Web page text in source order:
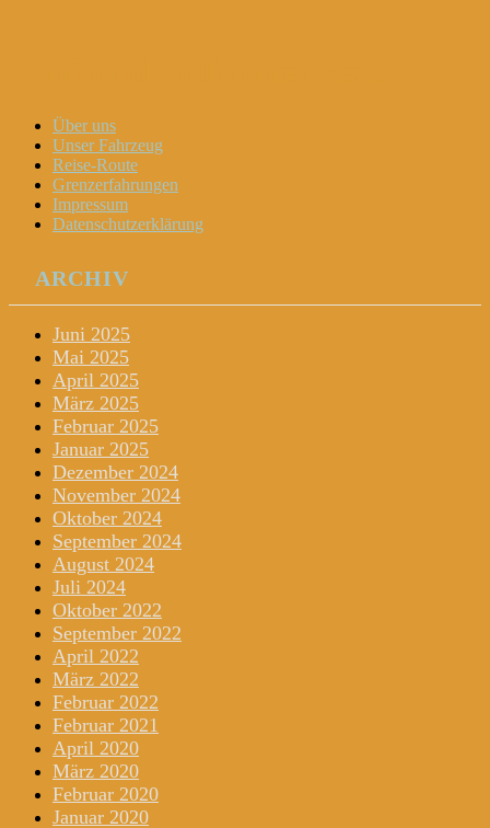
Menu
Widgets
Search
Skip
content
Über uns
Unser Fahrzeug
Reise-Route
Grenzerfahrungen
Impressum
Datenschutzerklärung
ARCHIV
Juni 2025
Mai 2025
April 2025
März 2025
Februar 2025
Januar 2025
Dezember 2024
November 2024
Oktober 2024
September 2024
August 2024
Juli 2024
Oktober 2022
September 2022
April 2022
März 2022
Februar 2022
Februar 2021
April 2020
März 2020
Februar 2020
Januar 2020